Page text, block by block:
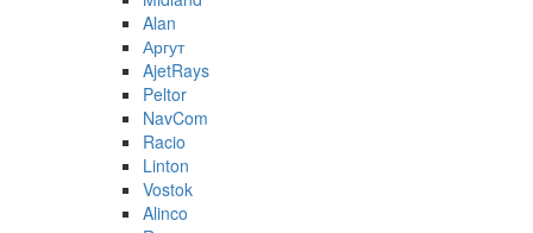
Alan
Аргут
AjetRays
Peltor
NavCom
Racio
Linton
Vostok
Alinco